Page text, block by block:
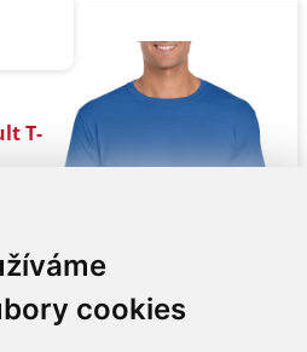
cookies
T-
m2